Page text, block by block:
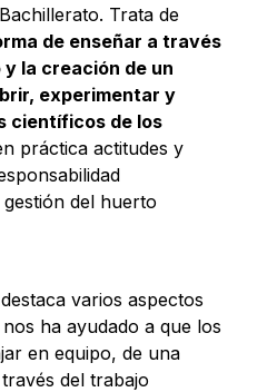
Trata de
de enseñar a través
la creación de un
experimentar y
científicos de los
práctica actitudes y
del huerto
varios aspectos
ha ayudado a que los
en equipo, de una
del trabajo